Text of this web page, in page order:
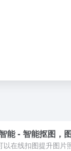
能 - 智能抠图，